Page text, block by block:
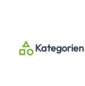
Kategorien